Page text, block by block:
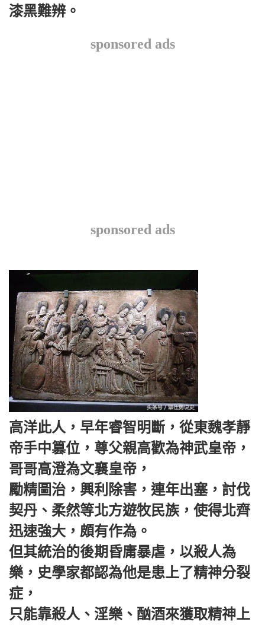
漆黑難辨。
sponsored ads
sponsored ads
高洋此人，早年睿智明斷，從東魏孝靜
帝手中篡位，尊父親高歡為神武皇帝，
哥哥高澄為文襄皇帝，
勵精圖治，興利除害，連年出塞，討伐
契丹、柔然等北方遊牧民族，使得北齊
迅速強大，頗有作為。
但其統治的後期昏庸暴虐，以殺人為
樂，史學家都認為他是患上了精神分裂
症，
只能靠殺人、淫樂、酗酒來獲取精神上